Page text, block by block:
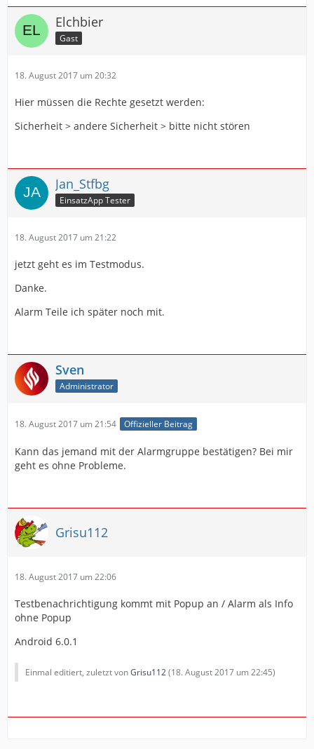
Elchbier
Gast
18. August 2017 um 20:32
Hier müssen die Rechte gesetzt werden:
Sicherheit > andere Sicherheit > bitte nicht stören
Jan_Stfbg
EinsatzApp Tester
18. August 2017 um 21:22
jetzt geht es im Testmodus.
Danke.
Alarm Teile ich später noch mit.
Sven
Administrator
18. August 2017 um 21:54 Offizieller Beitrag
Kann das jemand mit der Alarmgruppe bestätigen? Bei mir
geht es ohne Probleme.
Grisu112
18. August 2017 um 22:06
Testbenachrichtigung kommt mit Popup an / Alarm als Info
ohne Popup
Android 6.0.1
Einmal editiert, zuletzt vonGrisu112(18. August 2017 um 22:45)